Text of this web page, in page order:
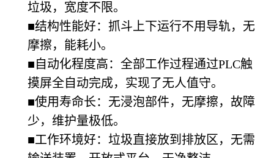
垃圾，宽度不限。
■结构性能好：抓斗上下运行不用导轨，无
摩擦，能耗小。
■自动化程度高：全部工作过程通过PLC触
摸屏全自动完成，实现了无人值守。
■使用寿命长：无浸泡部件，无摩擦，故障
少，维护量极低。
■工作环境好：垃圾直接放到排放区，无需